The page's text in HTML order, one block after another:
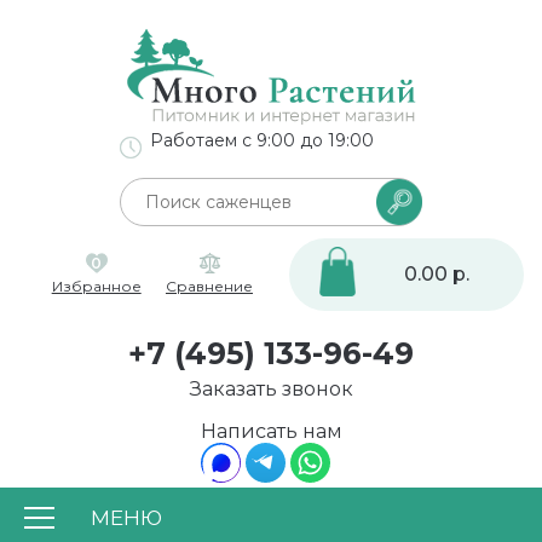
МЕНЮ
Написать нам
Работаем с 9:00 до 19:00
0
Избранное
Сравнение
0.00 р.
+7 (495) 133-96-49
Заказать звонок